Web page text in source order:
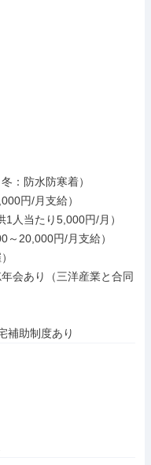
：防水防寒着）
円/月支給）
人当たり5,000円/月）
～20,000円/月支給）
会あり（三洋産業と合同
補助制度あり